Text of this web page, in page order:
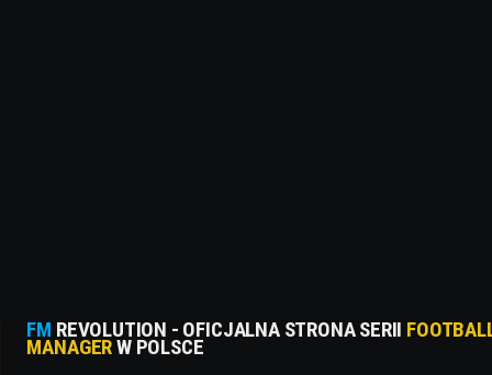
FM REVOLUTION - OFICJALNA STRONA SERII
MANAGERW POLSCE